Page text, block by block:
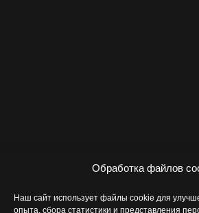
Обработка файлов
Наш сайт использует файлы cookie для
опыта, сбора статистики и представления